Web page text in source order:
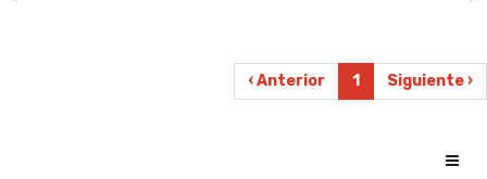
‹ Anterior 1 Siguiente ›